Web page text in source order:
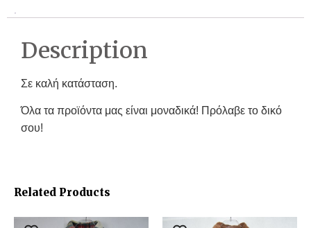
Description
Σε καλή κατάσταση.
Όλα τα προϊόντα μας είναι μοναδικά! Πρόλαβε το δικό
σου!
Related Products